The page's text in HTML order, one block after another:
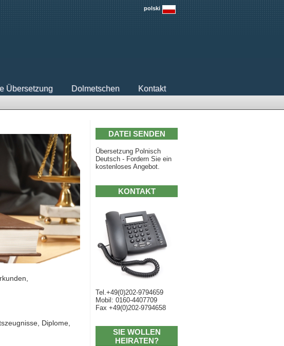
polski
Übersetzung Dolmetschen Kontakt
DATEI SENDEN
Übersetzung Polnisch
Deutsch - Fordern Sie ein
kostenloses Angebot.
KONTAKT
Tel.+49(0)202-9794659
Mobil: 0160-4407709
Fax +49(0)202-9794658
SIE WOLLEN
HEIRATEN?
Diplome,